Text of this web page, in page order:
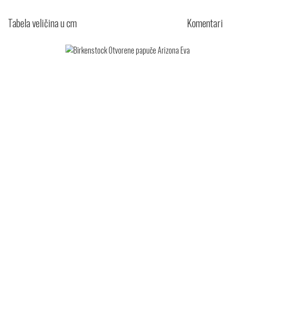
Tabela veličina u cm Komentari